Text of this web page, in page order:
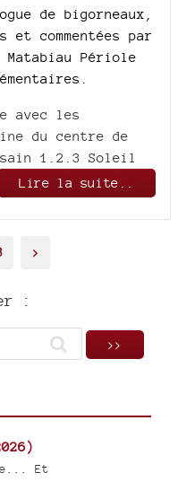
de bigorneaux,
et commentées par
Périole
avec les
du centre de
1.2.3 Soleil
Lire la suite..
>
:
Et